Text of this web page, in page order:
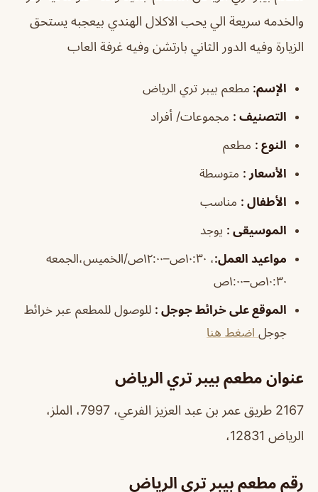
والخدمه سريعة الي يحب الاكلال الهندي بيعجبه يستحق
الزيارة وفيه الدور الثاني بارتشن وفيه غرفة العاب
الإسم: مطعم بيبر تري الرياض
التصنيف : مجموعات/ أفراد
النوع : مطعم
الأسعار : متوسطة
الأطفال : مناسب
الموسيقى : يوجد
مواعيد العمل:
، ١٠:٣٠ص–١٢:٠٠ص/الخميس،الجمعه
١٠:٣٠ص–١:٠٠ص
الموقع على خرائط جوجل : للوصول للمطعم عبر خرائط
جوجل اضغط هنا
عنوان مطعم بيبر تري الرياض
2167 طريق عمر بن عبد العزيز الفرعي، 7997، الملز،
الرياض 12831،
رقم مطعم بيبر تري الرياض